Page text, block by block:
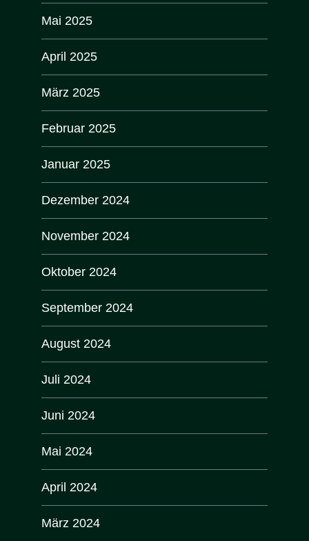
Mai 2025
April 2025
März 2025
Februar 2025
Januar 2025
Dezember 2024
November 2024
Oktober 2024
September 2024
August 2024
Juli 2024
Juni 2024
Mai 2024
April 2024
März 2024